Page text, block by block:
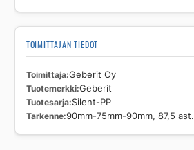
TOIMITTAJAN TIEDOT
Toimittaja Geberit Oy
Tuotemerkki Geberit
Tuotesarja Silent-PP
Tarkenne 90mm-75mm-90mm, 87,5 ast.